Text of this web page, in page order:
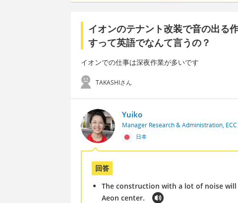
イオンのテナント改装で音の出る
すって英語でなんて言うの？
イオンでの仕事は深夜作業が多いです
TAKASHIさん
Yuiko
Manager Research & Administration, ECC
日本
回答
The construction with a lot of noise
Aeon center.